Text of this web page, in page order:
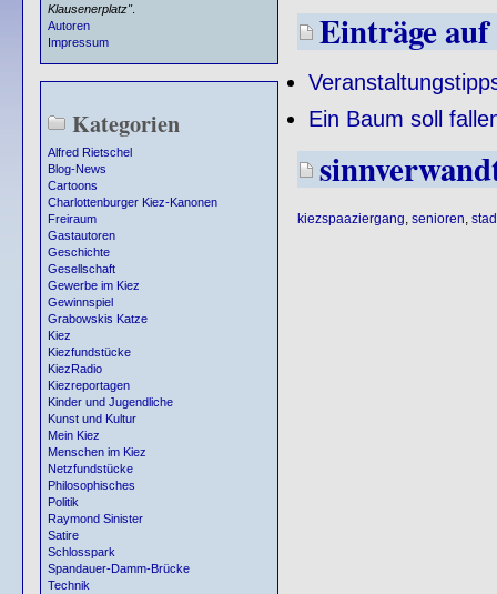
Klausenerplatz".
Autoren
Impressum
Kategorien
Alfred Rietschel
Blog-News
Cartoons
Charlottenburger Kiez-Kanonen
Freiraum
Gastautoren
Geschichte
Gesellschaft
Gewerbe im Kiez
Gewinnspiel
Grabowskis Katze
Kiez
Kiezfundstücke
KiezRadio
Kiezreportagen
Kinder und Jugendliche
Kunst und Kultur
Mein Kiez
Menschen im Kiez
Netzfundstücke
Philosophisches
Politik
Raymond Sinister
Satire
Schlosspark
Spandauer-Damm-Brücke
Technik
Einträge
Ein Baum soll
kiezspaaziergang senioren